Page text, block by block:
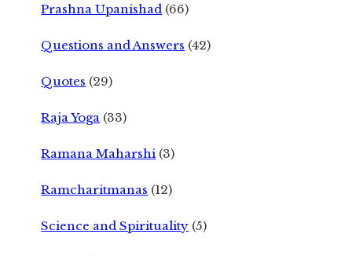
Prashna Upanishad (66)
Questions and Answers (42)
Quotes (29)
Raja Yoga (33)
Ramana Maharshi (3)
Ramcharitmanas (12)
Science and Spirituality (5)